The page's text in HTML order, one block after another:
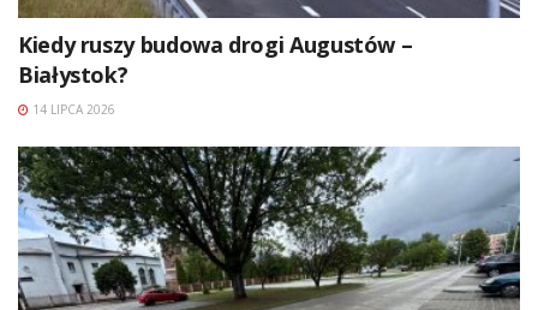
Kiedy ruszy budowa drogi Augustów –
Białystok?
14 LIPCA 2026